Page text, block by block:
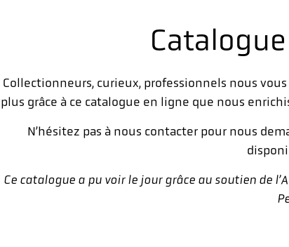
Collectionneurs, curieux, professionnels nous
plus grâce à ce catalogue en ligne que nous
N’hésitez pas à nous contacter pour nous
Ce catalogue a pu voir le jour grâce au soutien de